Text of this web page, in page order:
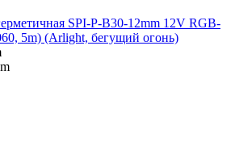
SPI-P-B30-12mm 12V RGB-
5m) (Arlight, бегущий огонь)